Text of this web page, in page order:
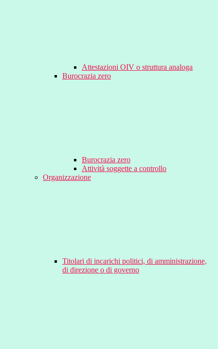
Attestazioni OIV o struttura analoga
Burocrazia zero
Burocrazia zero
Attività soggette a controllo
Organizzazione
Titolari di incarichi politici, di amministrazione,
di direzione o di governo